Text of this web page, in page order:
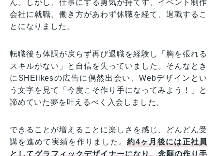
ん。しかし、仕事にする勇気が持てず、イベント制作
会社に就職。働き方があわず休職を経て、退職するこ
とになりました。
転職後も体調が戻らず再び退職を経験し「胸を張れる
スキルがない」と自信を失っていました。そんなとき
にSHElikesの広告に偶然出会い、Webデザインとい
う文字を見て「今度こそ作り手になってみよう！」と
諦めていた夢を叶えるべく入会しました。
できることが増えることに楽しさを感じ、どんどん受
講を進めて実績を作りました。約4ヶ月後には正社員
としてグラフィックデザイナーになり、念願の作り手